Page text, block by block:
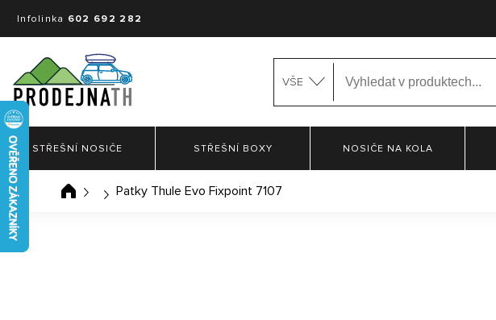
Infolinka 602 692 282
VŠE
STŘEŠNÍ NOSIČE STŘEŠNÍ BOXY NOSIČE NA KOLA
Patky Thule Evo Fixpoint 7107